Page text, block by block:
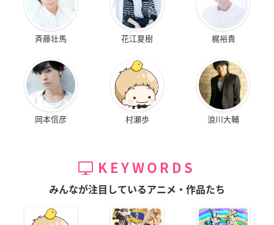
斉藤壮馬 花江夏樹 梶裕貴
岡本信彦 村瀬歩 浪川大輔
KEYWORDS
みんなが注目しているアニメ・作品たち